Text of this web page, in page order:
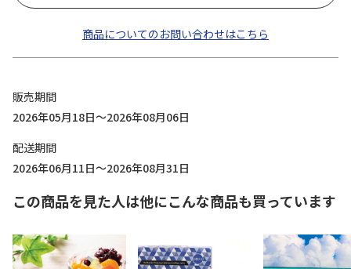
商品についてのお問い合わせはこちら
販売期間
2026年05月18日～2026年08月06日
配送期間
2026年06月11日～2026年08月31日
この商品を見た人は他にこんな商品も買っています